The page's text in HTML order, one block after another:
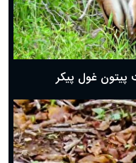
پیتون غول پیکر